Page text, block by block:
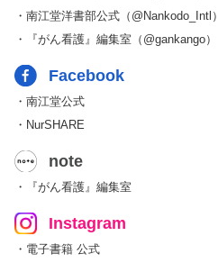
・南江堂洋書部公式（@Nankodo_Intl）
・『がん看護』編集室（@gankango）
Facebook
・南江堂公式
・NurSHARE
note
・『がん看護』編集室
Instagram
・電子書籍 公式